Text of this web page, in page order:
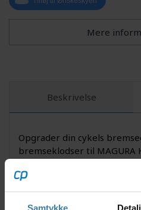
Mere
Beskrivelse
Opgrader din cykels
bremseklodser til MAGURA
fokus på pålidelighed og
der ønsker både sikkerhed
Materialets kvalitet sikrer